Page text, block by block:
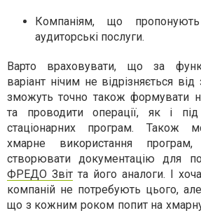
Компаніям, що пропонують
аудиторські послуги.
Варто враховувати, що за
варіант нічим не відрізняється
зможуть точно також формувати
та проводити операції, як і
стаціонарних програм. Також
хмарне використання
створювати документацію для
ФРЕДО Звіт та його аналоги. І
компаній не потребують цього,
що з кожним роком попит на хмарну